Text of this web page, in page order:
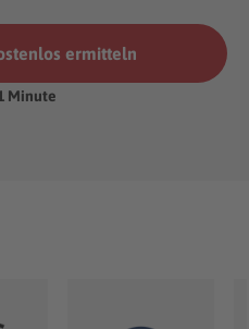
ermitteln
Minute